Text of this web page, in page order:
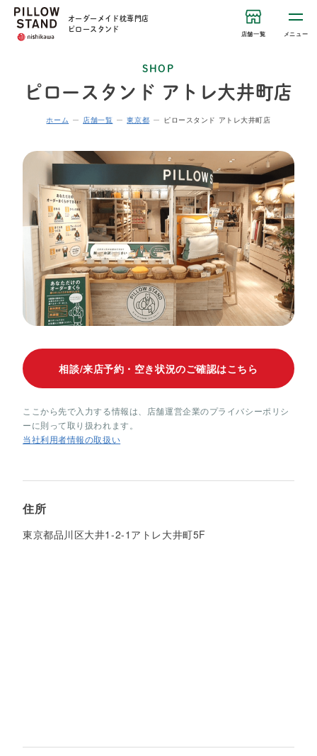
オーダーメイド枕専門店
ピロースタンド
店舗一覧 メニュー
SHOP
ピロースタンド アトレ大井町店
ホーム 店舗一覧 東京都 ピロースタンド アトレ大井町店
相談/来店予約・空き状況のご確認はこちら
ここから先で入力する情報は、店舗運営企業のプライバシーポリシ
ーに則って取り扱われます。
当社利用者情報の取扱い
住所
東京都品川区大井1-2-1アトレ大井町5F